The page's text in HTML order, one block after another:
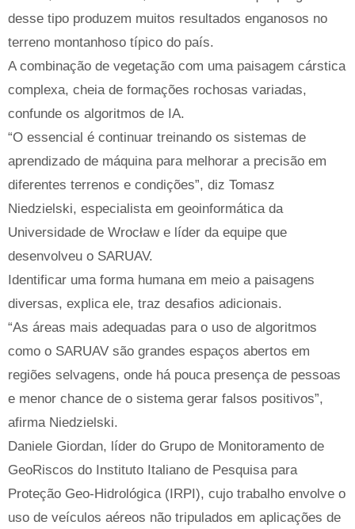
desse tipo produzem muitos resultados enganosos no
terreno montanhoso típico do país.
A combinação de vegetação com uma paisagem cárstica
complexa, cheia de formações rochosas variadas,
confunde os algoritmos de IA.
“O essencial é continuar treinando os sistemas de
aprendizado de máquina para melhorar a precisão em
diferentes terrenos e condições”, diz Tomasz
Niedzielski, especialista em geoinformática da
Universidade de Wrocław e líder da equipe que
desenvolveu o SARUAV.
Identificar uma forma humana em meio a paisagens
diversas, explica ele, traz desafios adicionais.
“As áreas mais adequadas para o uso de algoritmos
como o SARUAV são grandes espaços abertos em
regiões selvagens, onde há pouca presença de pessoas
e menor chance de o sistema gerar falsos positivos”,
afirma Niedzielski.
Daniele Giordan, líder do Grupo de Monitoramento de
GeoRiscos do Instituto Italiano de Pesquisa para
Proteção Geo-Hidrológica (IRPI), cujo trabalho envolve o
uso de veículos aéreos não tripulados em aplicações de